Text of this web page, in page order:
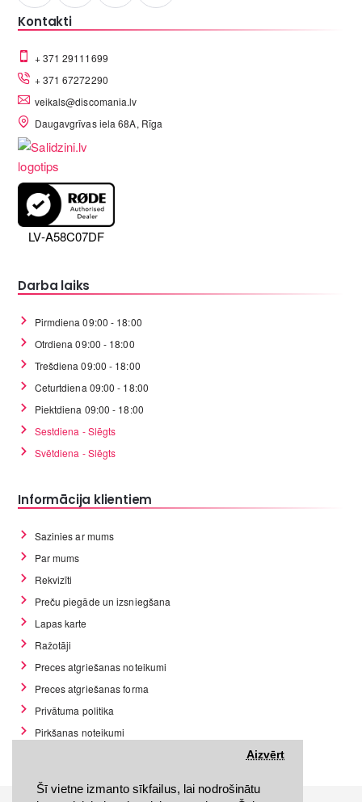
Šī vietne izmanto sīkfailus, lai nodrošinātu
Aizvērt
Kontakti
+ 371 29111699
+ 371 67272290
veikals@discomania.lv
Daugavgrīvas iela 68A, Rīga
LV-A58C07DF
Darba laiks
Pirmdiena 09:00 - 18:00
Otrdiena 09:00 - 18:00
Trešdiena 09:00 - 18:00
Ceturtdiena 09:00 - 18:00
Piektdiena 09:00 - 18:00
Sestdiena - Slēgts
Svētdiena - Slēgts
Informācija klientiem
Sazinies ar mums
Par mums
Rekvizīti
Preču piegāde un izsniegšana
Lapas karte
Ražotāji
Preces atgriešanas noteikumi
Preces atgriešanas forma
Privātuma politika
Pirkšanas noteikumi